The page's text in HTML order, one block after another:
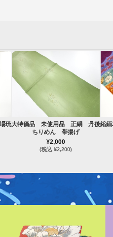
琉大特価品 未使用品 正絹 丹後
ちりめん 帯揚げ
¥2,000
(税込 ¥2,200)
縮